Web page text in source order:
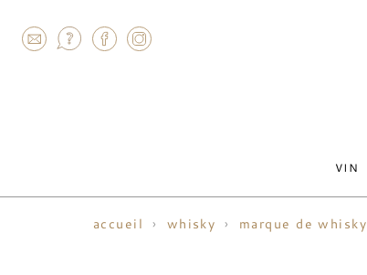
VIN
accueil whisky marque de whisky